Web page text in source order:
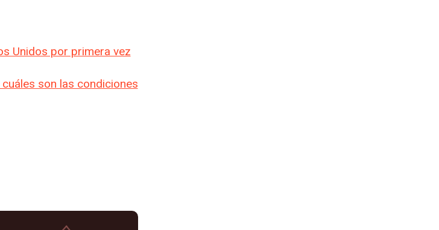
Unidos por primera vez
son las condiciones